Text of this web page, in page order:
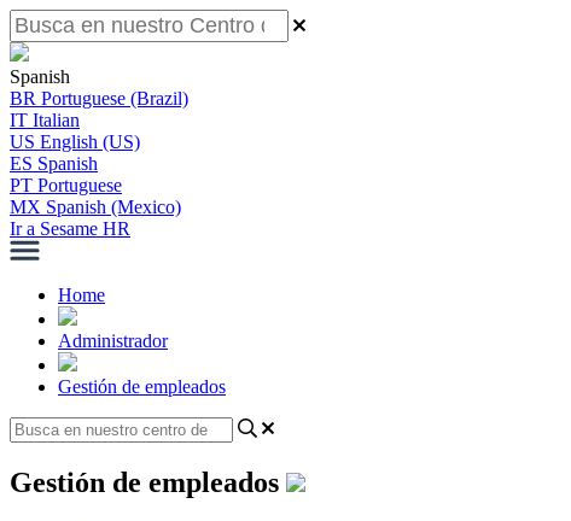
Spanish
BR Portuguese (Brazil)
IT Italian
US English (US)
ES Spanish
PT Portuguese
MX Spanish (Mexico)
Ir a Sesame HR
Home
Administrador
Gestión de empleados
Gestión de empleados